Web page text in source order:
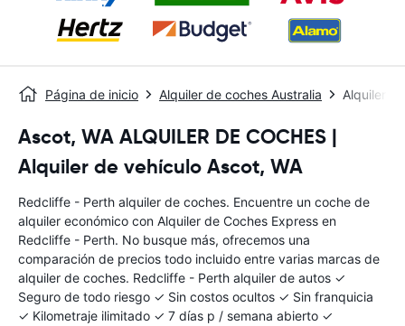
Página de inicio Alquiler de coches Australia Alquiler
Ascot, WA ALQUILER DE COCHES |
Alquiler de vehículo Ascot, WA
Redcliffe - Perth alquiler de coches. Encuentre un coche de
alquiler económico con Alquiler de Coches Express en
Redcliffe - Perth. No busque más, ofrecemos una
comparación de precios todo incluido entre varias marcas de
alquiler de coches. Redcliffe - Perth alquiler de autos ✓
Seguro de todo riesgo ✓ Sin costos ocultos ✓ Sin franquicia
✓ Kilometraje ilimitado ✓ 7 días p / semana abierto ✓